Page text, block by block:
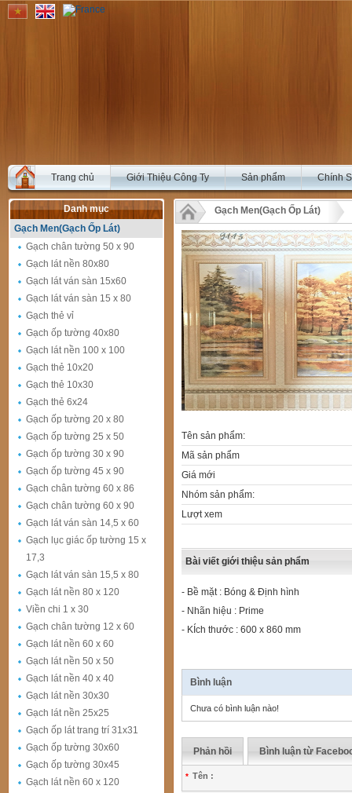
Trang chủ Giới Thiệu Công Ty Sản phẩm Chính
Danh mục
Gạch Men(Gạch Ốp Lát)
Gạch chân tường 50 x 90
Gạch lát nền 80x80
Gạch lát ván sàn 15x60
Gạch lát ván sàn 15 x 80
Gạch thẻ vỉ
Gạch ốp tường 40x80
Gạch lát nền 100 x 100
Gạch thẻ 10x20
Gạch thẻ 10x30
Gạch thẻ 6x24
Gạch ốp tường 20 x 80
Gạch ốp tường 25 x 50
Gạch ốp tường 30 x 90
Gạch ốp tường 45 x 90
Gạch chân tường 60 x 86
Gạch chân tường 60 x 90
Gạch lát ván sàn 14,5 x 60
Gạch lục giác ốp tường 15 x
17,3
Gạch lát ván sàn 15,5 x 80
Gạch lát nền 80 x 120
Viền chi 1 x 30
Gạch chân tường 12 x 60
Gạch lát nền 60 x 60
Gạch lát nền 50 x 50
Gạch lát nền 40 x 40
Gạch lát nền 30x30
Gạch lát nền 25x25
Gạch ốp lát trang trí 31x31
Gạch ốp tường 30x60
Gạch ốp tường 30x45
Gạch lát nền 60 x 120
Gạch Men(Gạch Ốp Lát)
Tên sản phẩm:
Mã sản phẩm
Giá mới
Nhóm sản phẩm:
Lượt xem
Bài viết giới thiệu sản phẩm
- Bề mặt : Bóng & Định hình
- Nhãn hiệu : Prime
- KÍch thước : 600 x 860 mm
Bình luận
Chưa có bình luận nào!
Phản hồi Bình luận từ
* Tên :